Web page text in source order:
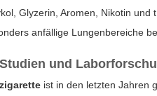
Glyzerin, Aromen, Nikotin
anfällige Lungenbereiche
und
ist in den letzten Jahren